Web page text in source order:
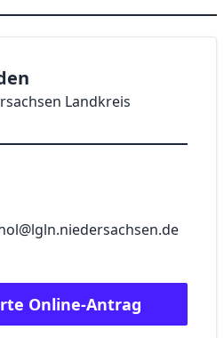
Landkreis
Online-Antrag